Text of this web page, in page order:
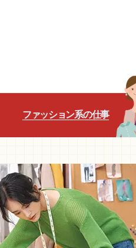
ファッション系の仕事